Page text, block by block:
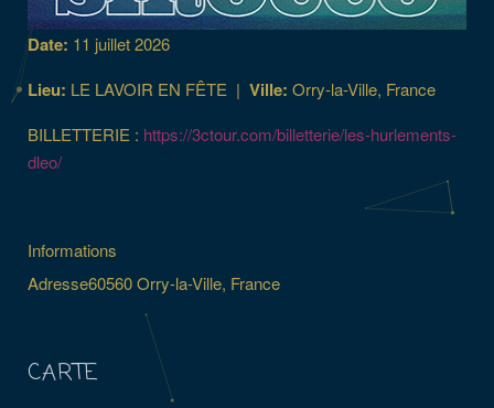
Date: 11 juillet 2026
Lieu: LE LAVOIR EN FÊTE | Ville: Orry-la-Ville, France
BILLETTERIE : https://3ctour.com/billetterie/les-hurlements-
dleo/
Informations
Adresse60560 Orry-la-Ville, France
CARTE